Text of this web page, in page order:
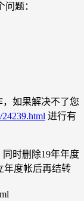
题：
如果解决不了您
进行有
时删除19年年度
年度帐后再结转